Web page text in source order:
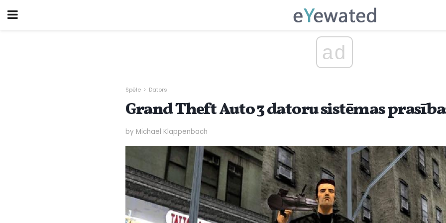
ad
Spēle Dators
Grand Theft Auto 3 datoru sistēmas
by Michael Klappenbach